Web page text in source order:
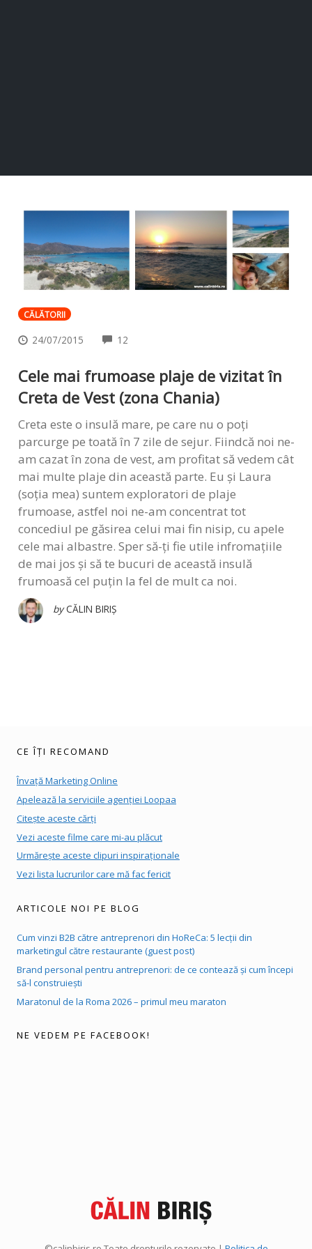
CĂLĂTORII
24/07/2015 12
Cele mai frumoase plaje de vizitat în
Creta de Vest (zona Chania)
Creta este o insulă mare, pe care nu o poți
parcurge pe toată în 7 zile de sejur. Fiindcă noi ne-
am cazat în zona de vest, am profitat să vedem cât
mai multe plaje din această parte. Eu și Laura
(soția mea) suntem exploratori de plaje
frumoase, astfel noi ne-am concentrat tot
concediul pe găsirea celui mai fin nisip, cu apele
cele mai albastre. Sper să-ți fie utile infromațiile
de mai jos și să te bucuri de această insulă
frumoasă cel puțin la fel de mult ca noi.
by CĂLIN BIRIȘ
CE ÎȚI RECOMAND
Învață Marketing Online
Apelează la serviciile agenției Loopaa
Citește aceste cărți
Vezi aceste filme care mi-au plăcut
Urmărește aceste clipuri inspiraționale
Vezi lista lucrurilor care mă fac fericit
ARTICOLE NOI PE BLOG
Cum vinzi B2B către antreprenori din HoReCa: 5 lecții din
marketingul către restaurante (guest post)
Brand personal pentru antreprenori: de ce contează și cum începi
să-l construiești
Maratonul de la Roma 2026 – primul meu maraton
NE VEDEM PE FACEBOOK!